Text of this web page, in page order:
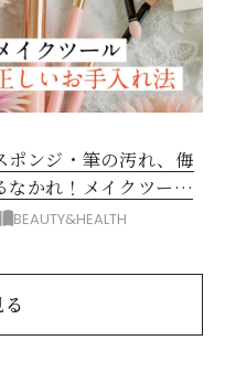
ポンジ・筆の汚れ、侮
なかれ！メイクツール
正しいお手入れ方法徹
BEAUTY&HEALTH